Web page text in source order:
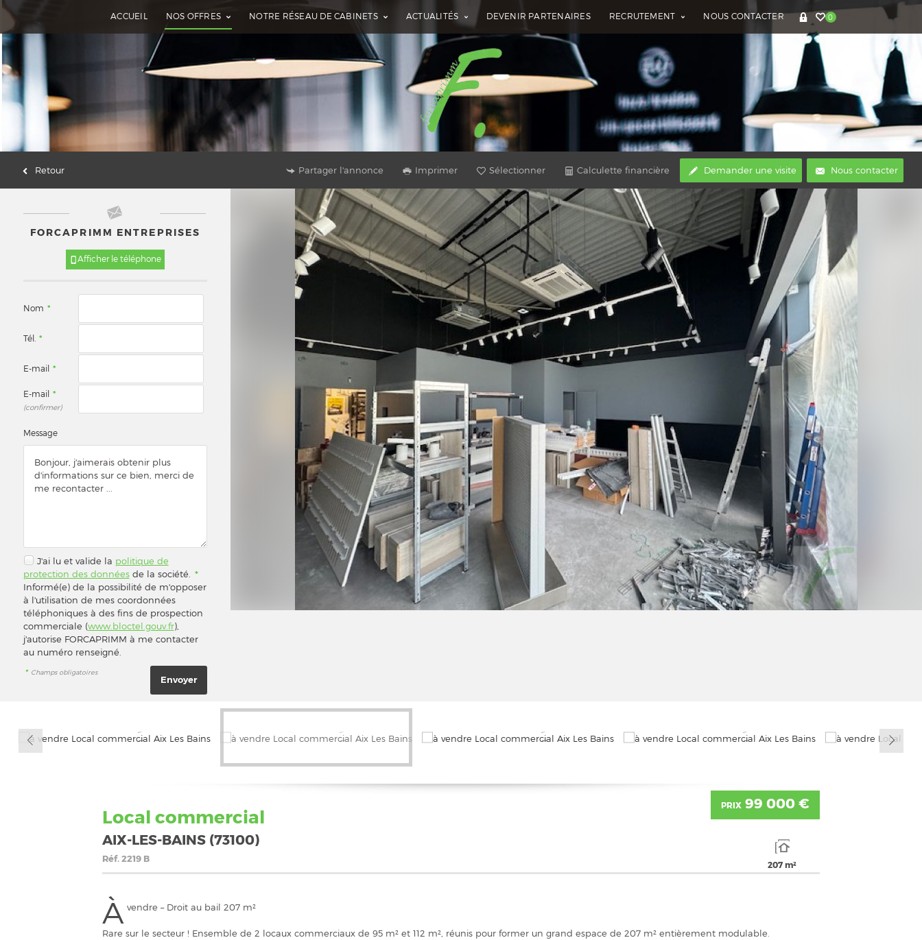
ACCUEIL NOS OFFRES NOTRE RÉSEAU DE CABINETS ACTUALITÉS DEVENIR PARTENAIRES RECRUTEMENT NOUS CONTACTER 0
Retour Partager l'annonce Imprimer Sélectionner Calculette financière Demander une visite Nous contacter
FORCAPRIMM ENTREPRISES
Afficher le téléphone
Nom *
Tél. *
E-mail *
E-mail *
(confirmer)
Message
J'ai lu et valide la politique de
protection des donnéesde la société. *
Informé(e) de la possibilité de m'opposer
à l'utilisation de mes coordonnées
téléphoniques à des fins de prospection
commerciale (www.bloctel.gouv.fr),
j'autorise FORCAPRIMM à me contacter
au numéro renseigné.
* Champs obligatoires
PRIX 99 000 €
Local commercial
AIX-LES-BAINS (73100)
Réf.2219 B
207 m²
À vendre – Droit au bail 207 m²
Rare sur le secteur ! Ensemble de 2 locaux commerciaux de 95 m² et 112 m², réunis pour former un grand espace de 207 m² entièrement modulable.